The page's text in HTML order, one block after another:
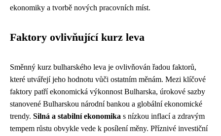
ekonomiky a tvorbě nových pracovních míst.
Faktory ovlivňující kurz leva
Směnný kurz bulharského leva je ovlivňován řadou faktorů,
které utvářejí jeho hodnotu vůči ostatním měnám. Mezi klíčové
faktory patří ekonomická výkonnost Bulharska, úrokové sazby
stanovené Bulharskou národní bankou a globální ekonomické
trendy. Silná a stabilní ekonomika s nízkou inflací a zdravým
tempem růstu obvykle vede k posílení měny. Příznivé investiční